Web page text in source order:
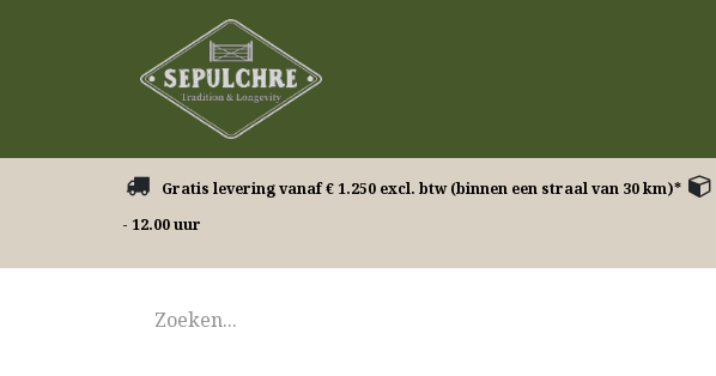
​ Gratis levering vanaf € 1.250 excl. btw (binnen een straal van 30 km)* ​
- 12.00 uur